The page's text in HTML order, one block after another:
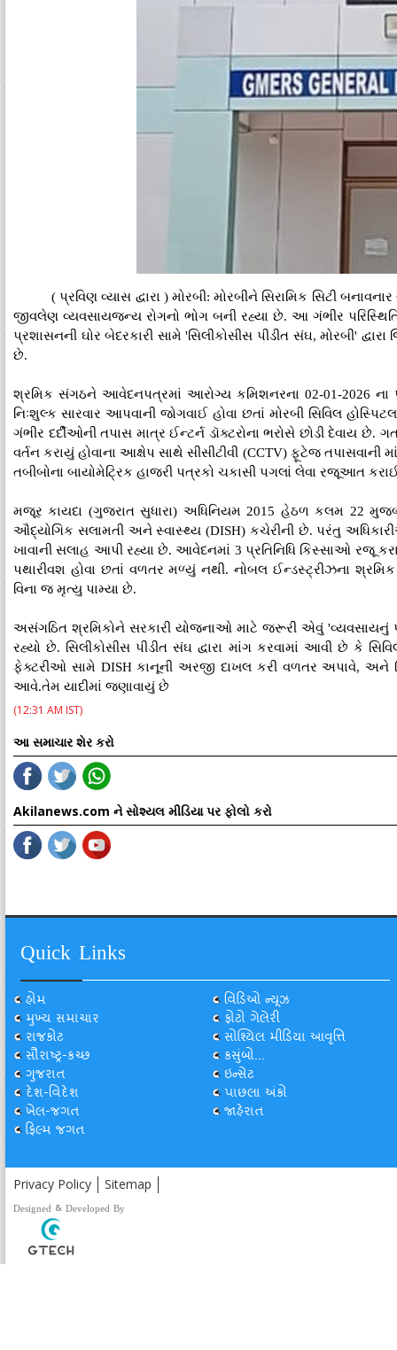
( પ્રવિણ વ્યાસ દ્વારા ) મોરબી: મોરબીને સિરામિક સિટી
જીવલેણ વ્યવસાયજન્ય રોગનો ભોગ બની રહ્યા છે. આ ગંભીર
પ્રશાસનની ઘોર બેદરકારી સામે 'સિલીકોસીસ પીડીત સંઘ, મોરબી'
છે.
શ્રમિક સંગઠને આવેદનપત્રમાં આરોગ્ય કમિશનરના 02-01-2026 ના
નિઃશુલ્ક સારવાર આપવાની જોગવાઈ હોવા છતાં મોરબી સિવિલ
ગંભીર દર્દીઓની તપાસ માત્ર ઈન્ટર્ન ડૉક્ટરોના ભરોસે છોડી દેવાય છે.
વર્તન કરાયું હોવાના આક્ષેપ સાથે સીસીટીવી (CCTV) ફૂટેજ
તબીબોના બાયોમેટ્રિક હાજરી પત્રકો ચકાસી પગલાં લેવા રજૂઆત
મજૂર કાયદા (ગુજરાત સુધારા) અધિનિયમ 2015 હેઠળ કલમ 22
ઔદ્યોગિક સલામતી અને સ્વાસ્થ્ય (DISH) કચેરીની છે. પરંતુ
ખાવાની સલાહ આપી રહ્યા છે. આવેદનમાં 3 પ્રતિનિધિ કિસ્સાઓ રજૂ
પથારીવશ હોવા છતાં વળતર મળ્યું નથી. નોબલ ઈન્ડસ્ટ્રીઝના
વિના જ મૃત્યુ પામ્યા છે.
અસંગઠિત શ્રમિકોને સરકારી યોજનાઓ માટે જરૂરી એવું 'વ્યવસાયનું
રહ્યો છે. સિલીકોસીસ પીડીત સંઘ દ્વારા માંગ કરવામાં આવી છે કે
ફેક્ટરીઓ સામે DISH કાનૂની અરજી દાખલ કરી વળતર અપાવે, અને
આવે.તેમ યાદીમાં જણાવાયું છે
(12:31 AM IST)
આ સમાચાર શેર કરો
Akilanews.com ને સોશ્યલ મીડિયા પર ફોલો કરો
Quick Links
હોમ
મુખ્ય સમાચાર
રાજકોટ
સૌરાષ્ટ્ર-કચ્છ
ગુજરાત
દેશ-વિદેશ
ખેલ-જગત
ફિલ્મ જગત
વિડિઓ ન્યૂઝ
ફોટો ગેલેરી
સોશ્યિલ મીડિયા આવૃત્તિ
કસુંબો...
ઇન્સેટ
પાછલા અંકો
જાહેરાત
Privacy Policy Sitemap
Designed & Developed By